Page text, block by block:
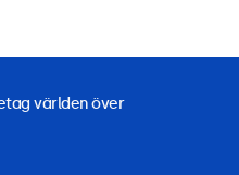
världen över